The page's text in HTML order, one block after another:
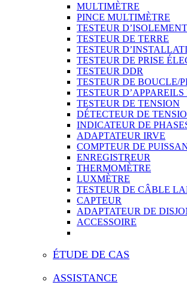
MULTIMÈTRE
PINCE MULTIMÈTRE
TESTEUR D’ISOLEMENT
TESTEUR DE TERRE
TESTEUR
TESTEUR DE PRISE
TESTEUR DDR
TESTEUR DE BOUCLE/
TESTEUR D’APPAREILS
TESTEUR DE TENSION
DÉTECTEUR DE
INDICATEUR DE
ADAPTATEUR IRVE
COMPTEUR DE
ENREGISTREUR
THERMOMÈTRE
LUXMÈTRE
TESTEUR DE CÂBLE
CAPTEUR
ADAPTATEUR DE
ACCESSOIRE
ÉTUDE DE CAS
ASSISTANCE